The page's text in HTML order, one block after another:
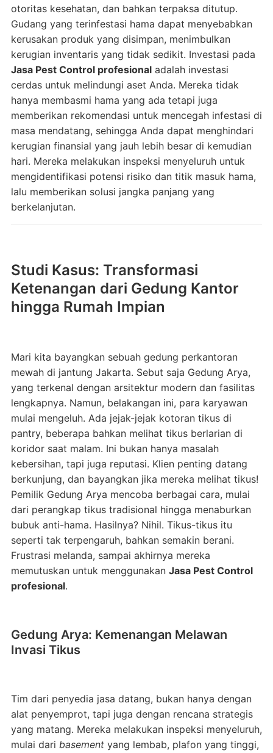
otoritas kesehatan, dan bahkan terpaksa ditutup.
Gudang yang terinfestasi hama dapat menyebabkan
kerusakan produk yang disimpan, menimbulkan
kerugian inventaris yang tidak sedikit. Investasi pada
Jasa Pest Control profesionaladalah investasi
cerdas untuk melindungi aset Anda. Mereka tidak
hanya membasmi hama yang ada tetapi juga
memberikan rekomendasi untuk mencegah infestasi di
masa mendatang, sehingga Anda dapat menghindari
kerugian finansial yang jauh lebih besar di kemudian
hari. Mereka melakukan inspeksi menyeluruh untuk
mengidentifikasi potensi risiko dan titik masuk hama,
lalu memberikan solusi jangka panjang yang
berkelanjutan.
Studi Kasus: Transformasi
Ketenangan dari Gedung Kantor
hingga Rumah Impian
Mari kita bayangkan sebuah gedung perkantoran
mewah di jantung Jakarta. Sebut saja Gedung Arya,
yang terkenal dengan arsitektur modern dan fasilitas
lengkapnya. Namun, belakangan ini, para karyawan
mulai mengeluh. Ada jejak-jejak kotoran tikus di
pantry, beberapa bahkan melihat tikus berlarian di
koridor saat malam. Ini bukan hanya masalah
kebersihan, tapi juga reputasi. Klien penting datang
berkunjung, dan bayangkan jika mereka melihat tikus!
Pemilik Gedung Arya mencoba berbagai cara, mulai
dari perangkap tikus tradisional hingga menaburkan
bubuk anti-hama. Hasilnya? Nihil. Tikus-tikus itu
seperti tak terpengaruh, bahkan semakin berani.
Frustrasi melanda, sampai akhirnya mereka
memutuskan untuk menggunakan Jasa Pest Control
profesional.
Gedung Arya: Kemenangan Melawan
Invasi Tikus
Tim dari penyedia jasa datang, bukan hanya dengan
alat penyemprot, tapi juga dengan rencana strategis
yang matang. Mereka melakukan inspeksi menyeluruh,
mulai dari basementyang lembab, plafon yang tinggi,